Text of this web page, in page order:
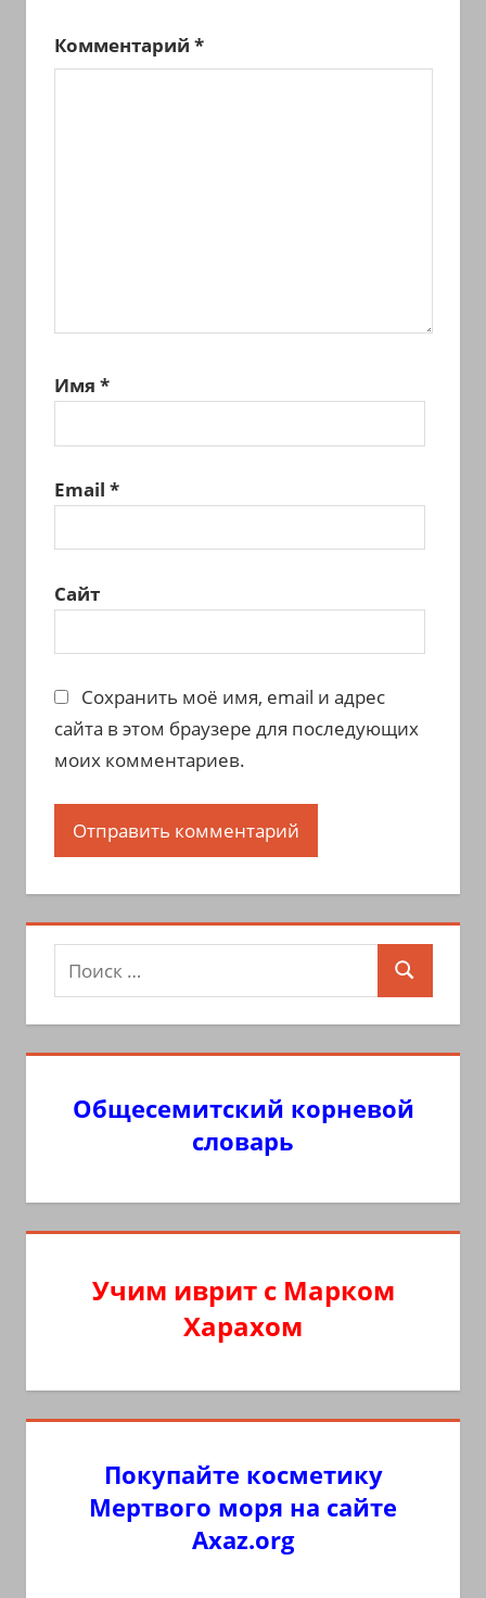
Комментарий *
Имя *
Email *
Сайт
Сохранить моё имя, email и адрес
сайта в этом браузере для последующих
моих комментариев.
Поиск
для:
Поиск
Общесемитский корневой
словарь
Учим иврит с Марком
Харахом
Покупайте косметику
Мертвого моря на сайте
Axaz.org